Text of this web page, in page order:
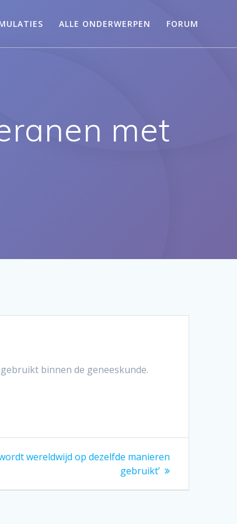
ALLE ONDERWERPEN FORUM
met
binnen de geneeskunde.
wereldwijd op dezelfde manieren
gebruikt’